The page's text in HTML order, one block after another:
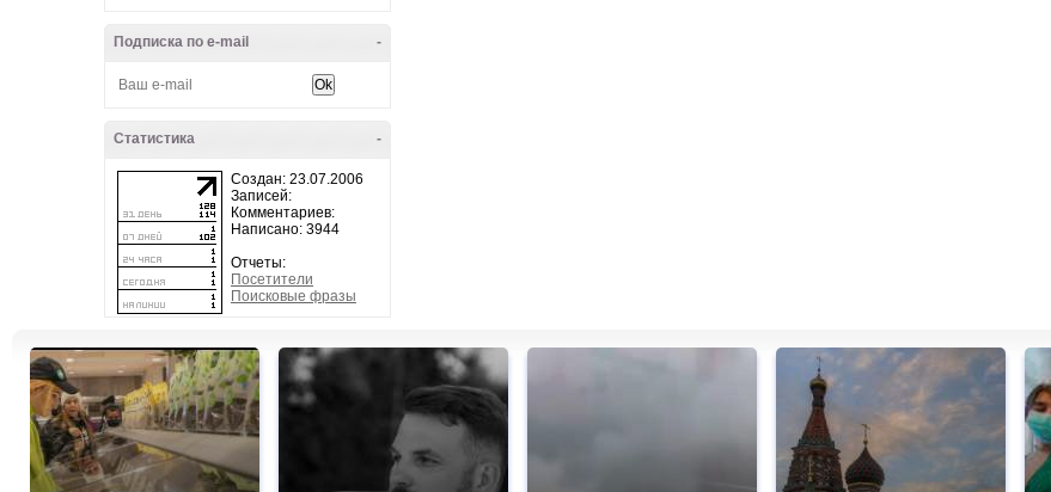
-
Подписка по e-mail
-
Статистика
Создан: 23.07.2006
Записей:
Комментариев:
Написано: 3944
Отчеты:
Посетители
Поисковые фразы